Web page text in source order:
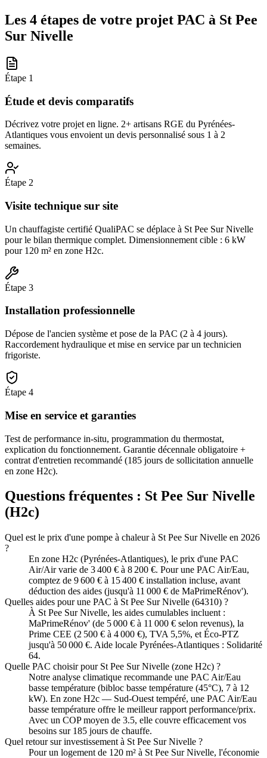
Les 4 étapes de votre projet PAC à St Pee
Sur Nivelle
Étape 1
Étude et devis comparatifs
Décrivez votre projet en ligne. 2+ artisans RGE du Pyrénées-
Atlantiques vous envoient un devis personnalisé sous 1 à 2
semaines.
Étape 2
Visite technique sur site
Un chauffagiste certifié QualiPAC se déplace à St Pee Sur Nivelle
pour le bilan thermique complet. Dimensionnement cible : 6 kW
pour 120 m² en zone H2c.
Étape 3
Installation professionnelle
Dépose de l'ancien système et pose de la PAC (2 à 4 jours).
Raccordement hydraulique et mise en service par un technicien
frigoriste.
Étape 4
Mise en service et garanties
Test de performance in-situ, programmation du thermostat,
explication du fonctionnement. Garantie décennale obligatoire +
contrat d'entretien recommandé (185 jours de sollicitation annuelle
en zone H2c).
Questions fréquentes : St Pee Sur Nivelle
(H2c)
Quel est le prix d'une pompe à chaleur à St Pee Sur Nivelle en 2026
?
En zone H2c (Pyrénées-Atlantiques), le prix d'une PAC
Air/Air varie de 3 400 € à 8 200 €. Pour une PAC Air/Eau,
comptez de 9 600 € à 15 400 € installation incluse, avant
déduction des aides (jusqu'à 11 000 € de MaPrimeRénov').
Quelles aides pour une PAC à St Pee Sur Nivelle (64310) ?
À St Pee Sur Nivelle, les aides cumulables incluent :
MaPrimeRénov' (de 5 000 € à 11 000 € selon revenus), la
Prime CEE (2 500 € à 4 000 €), TVA 5,5%, et Éco-PTZ
jusqu'à 50 000 €. Aide locale Pyrénées-Atlantiques : Solidarité
64.
Quelle PAC choisir pour St Pee Sur Nivelle (zone H2c) ?
Notre analyse climatique recommande une PAC Air/Eau
basse température (bibloc basse température (45°C), 7 à 12
kW). En zone H2c — Sud-Ouest tempéré, une PAC Air/Eau
basse température offre le meilleur rapport performance/prix.
Avec un COP moyen de 3.5, elle couvre efficacement vos
besoins sur 185 jours de chauffe.
Quel retour sur investissement à St Pee Sur Nivelle ?
Pour un logement de 120 m² à St Pee Sur Nivelle, l'économie